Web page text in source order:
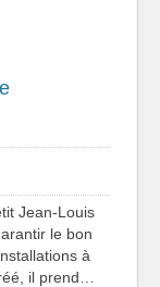
Jean-Louis
le bon
à
il prend…